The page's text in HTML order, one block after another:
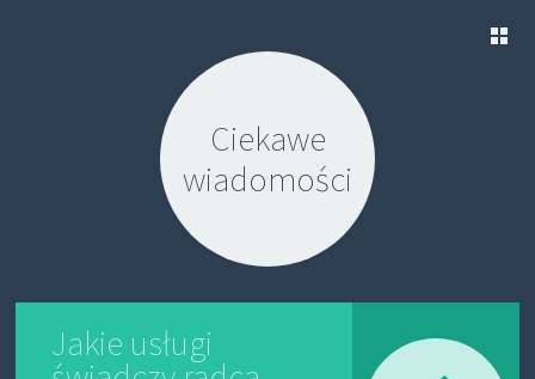
Ciekawe
wiadomości
Jakie usługi